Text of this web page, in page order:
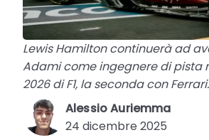
Lewis Hamilton continuerà ad
Adami come ingegnere di pista
2026 di F1, la seconda con Ferrari.
Alessio Auriemma
24 dicembre 2025